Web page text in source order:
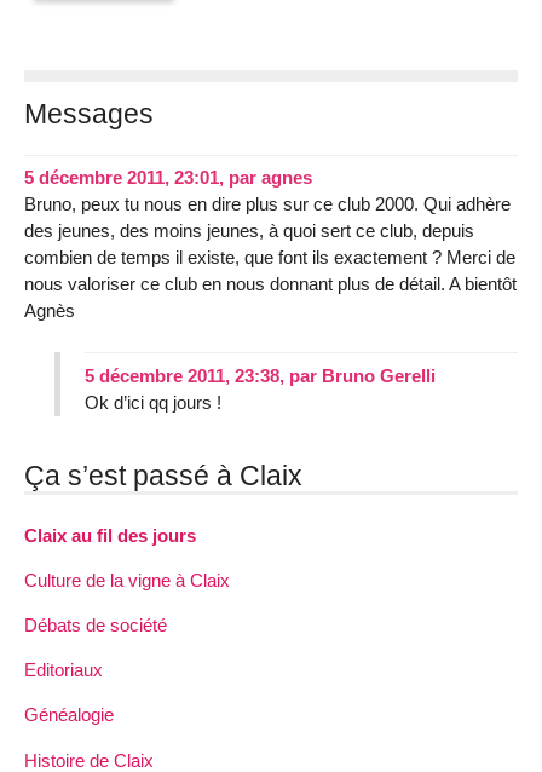
Messages
5 décembre 2011, 23:01, par agnes
Bruno, peux tu nous en dire plus sur ce club 2000. Qui adhère
des jeunes, des moins jeunes, à quoi sert ce club, depuis
combien de temps il existe, que font ils exactement ? Merci de
nous valoriser ce club en nous donnant plus de détail. A bientôt
Agnès
5 décembre 2011, 23:38, par Bruno Gerelli
Ok d’ici qq jours !
Ça s’est passé à Claix
Claix au fil des jours
Culture de la vigne à Claix
Débats de société
Editoriaux
Généalogie
Histoire de Claix